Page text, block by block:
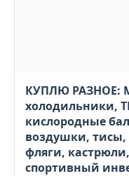
КУПЛЮ РАЗНОЕ:
холодильники,
кислородные
воздушки,
фляги,
спортивный